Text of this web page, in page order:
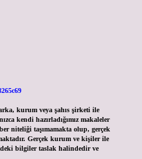
kurum veya şahıs şirketi ile
kendi hazırladığımız makaleler
niteliği taşımamakta olup, gerçek
Gerçek kurum ve kişiler ile
bilgiler taslak halindedir ve